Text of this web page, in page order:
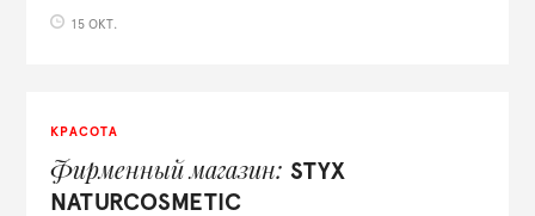
15 ОКТ.
КРАСОТА
Фирменный магазин
STYX
NATURCOSMETIC